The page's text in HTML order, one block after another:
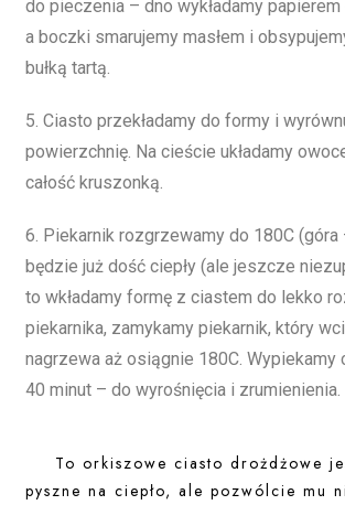
do pieczenia – dno wykładamy
a boczki smarujemy masłem i
bułką tartą.
5. Ciasto przekładamy do formy i
powierzchnię. Na cieście układamy
całość kruszonką.
6. Piekarnik rozgrzewamy do 180C (góra
będzie już dość ciepły (ale jeszcze
to wkładamy formę z ciastem do lekko
piekarnika, zamykamy piekarnik, który
nagrzewa aż osiągnie 180C. Wypiekamy
40 minut – do wyrośnięcia i zrumienienia.
To orkiszowe ciasto drożdżowe
pyszne na ciepło, ale pozwólcie mu